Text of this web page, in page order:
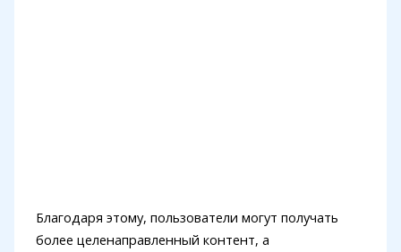
Благодаря этому, пользователи могут получать
более целенаправленный контент, а